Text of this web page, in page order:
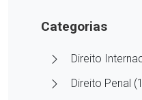
Categorias
Direito
Direito Penal